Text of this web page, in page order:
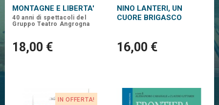
MONTAGNE E LIBERTA'
40 anni di spettacoli del
Gruppo Teatro Angrogna
18,00 €
NINO LANTERI, UN
CUORE BRIGASCO
16,00 €
IN OFFERTA!